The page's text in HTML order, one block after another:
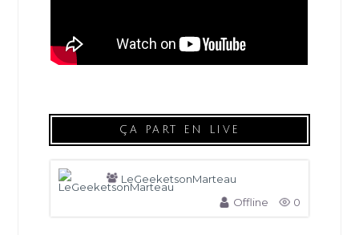
ÇA PART EN LIVE
LeGeeketsonMarteau
Offline
0